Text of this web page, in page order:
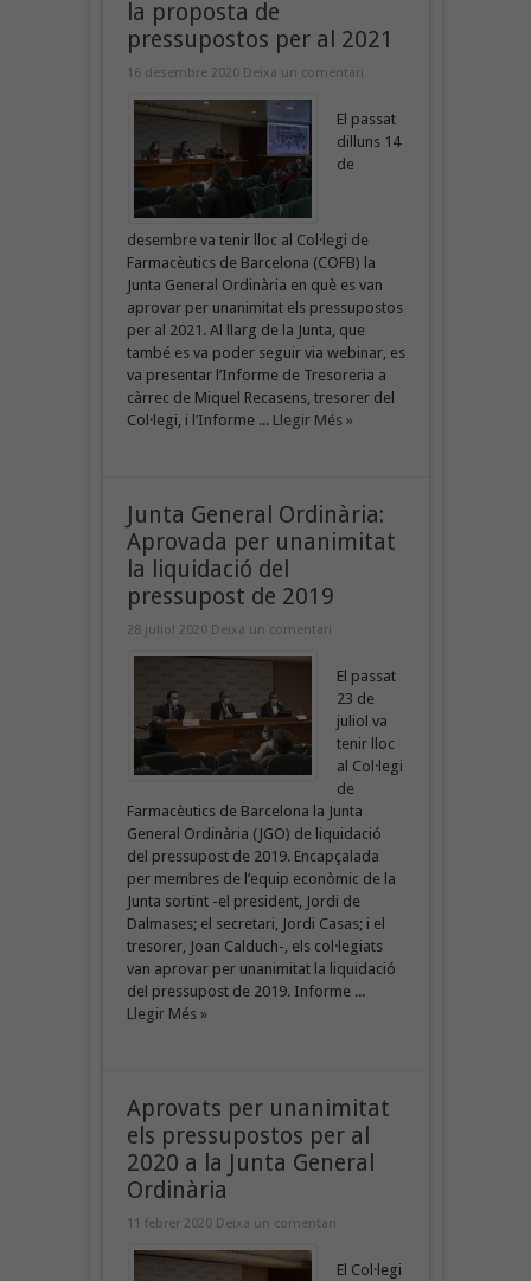
la proposta de
pressupostos per al 2021
16 desembre 2020 Deixa un comentari
El passat
dilluns 14
de
desembre va tenir lloc al Col·legi de
Farmacèutics de Barcelona (COFB) la
Junta General Ordinària en què es van
aprovar per unanimitat els pressupostos
per al 2021. Al llarg de la Junta, que
també es va poder seguir via webinar, es
va presentar l’Informe de Tresoreria a
càrrec de Miquel Recasens, tresorer del
Col·legi, i l’Informe ... Llegir Més »
Junta General Ordinària:
Aprovada per unanimitat
la liquidació del
pressupost de 2019
28 juliol 2020 Deixa un comentari
El passat
23 de
juliol va
tenir lloc
al Col·legi
de
Farmacèutics de Barcelona la Junta
General Ordinària (JGO) de liquidació
del pressupost de 2019. Encapçalada
per membres de l’equip econòmic de la
Junta sortint -el president, Jordi de
Dalmases; el secretari, Jordi Casas; i el
tresorer, Joan Calduch-, els col·legiats
van aprovar per unanimitat la liquidació
del pressupost de 2019. Informe ...
Llegir Més »
Aprovats per unanimitat
els pressupostos per al
2020 a la Junta General
Ordinària
11 febrer 2020 Deixa un comentari
El Col·legi